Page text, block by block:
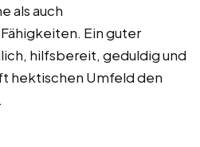
als auch
Ein guter
hilfsbereit, geduldig und
hektischen Umfeld den